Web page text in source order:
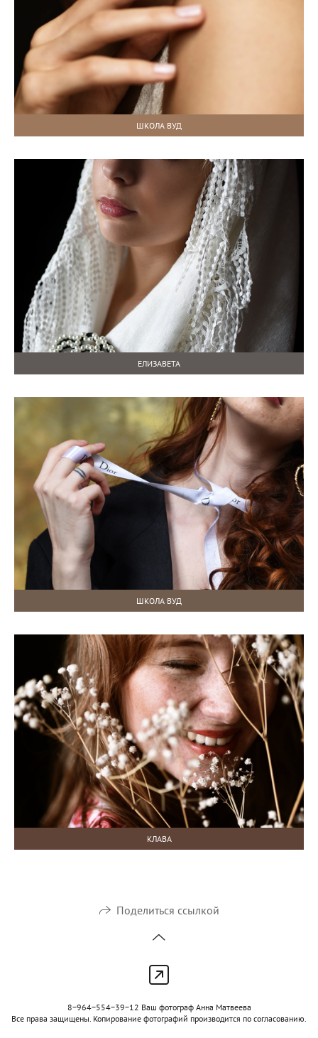
ШКОЛА ВУД
ЕЛИЗАВЕТА
ШКОЛА ВУД
КЛАВА
Поделиться ссылкой
8−964−554−39−12 Ваш фотограф Анна Матвеева
Все права защищены. Копирование фотографий производится по согласованию.